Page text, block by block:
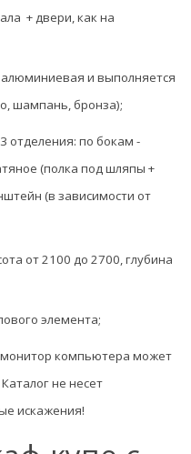
+ двери, как на
алюминиевая и выполняется
шампань, бронза);
отделения: по бокам -
(полка под шляпы +
(в зависимости от
от 2100 до 2700, глубина
элемента;
компьютера может
аталог не несет
искажения!